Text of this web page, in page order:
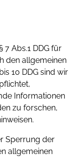
7 Abs.1 DDG für
den allgemeinen
10 DDG sind wir
Informationen
zu forschen,
Sperrung der
allgemeinen